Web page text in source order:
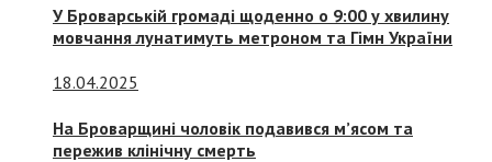
У Броварській громаді щоденно о 9:00 у хвилину
мовчання лунатимуть метроном та Гімн України
18.04.2025
На Броварщині чоловік подавився м’ясом та
пережив клінічну смерть